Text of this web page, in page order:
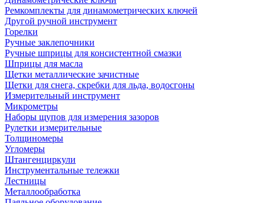
Ремкомплекты для динамометрических ключей
Другой ручной инструмент
Горелки
Ручные заклепочники
Ручные шприцы для консистентной смазки
Шприцы для масла
Щетки металлические зачистные
Щетки для снега, скребки для льда, водосгоны
Измерительный инструмент
Микрометры
Наборы щупов для измерения зазоров
Рулетки измерительные
Толщиномеры
Угломеры
Штангенциркули
Инструментальные тележки
Лестницы
Металлообработка